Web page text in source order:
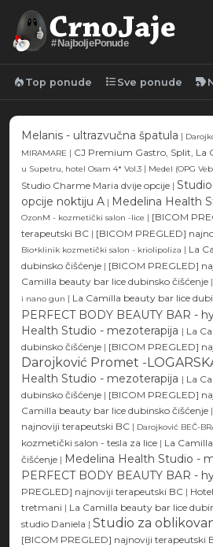
#NajboljePonude
local_fire_department Top ponude format_list_bulleted Sve ponude new_label
Melanis - ultrazvučna špatula |
MIRAMARE | CJ Premium Gastro, Split, La
u Supetru, hotel Osam 4* Vol.3 | Medel (OPG
Studio Charme Maria dvije opcije |
opcije noktiju A | Medelina Health
OzonM - kozmetički salon -lice | [BICOM
terapeutski BC | [BICOM PREGLED]
Bio+klinik kozmetički salon - kriolipoliza | La
dubinsko čišćenje | [BICOM PREGLED]
Camilla beauty bar lice dubinsko čišćenje |
i nano gun | La Camilla beauty bar lice
PERFECT BODY BEAUTY BAR -
Health Studio - mezoterapija | La
dubinsko čišćenje | [BICOM PREGLED]
Darojković Promet -
Health Studio - mezoterapija | La
dubinsko čišćenje | [BICOM PREGLED]
Camilla beauty bar lice dubinsko čišćenje |
najnoviji terapeutski BC | Darojković BEČ-
kozmetički salon - tesla za lice | La
čišćenje | Medelina Health Studio -
PERFECT BODY BEAUTY BAR -
PREGLED] najnoviji terapeutski BC |
tretmani | La Camilla beauty bar lice
studio Daniela | Studio za
[BICOM PREGLED] najnoviji terapeutski